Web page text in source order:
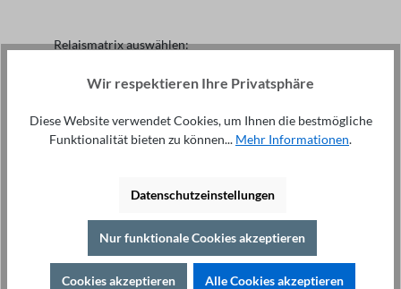
Relaismatrix auswählen:
8 Kanal-Matrix 16 Kanal-Matrix
Individuelle Anpassung
Auswahl zurücksetzen
Wir respektieren Ihre Privatsphäre
Diese Website verwendet Cookies, um Ihnen die bestmögliche
Funktionalität bieten zu können... Mehr Informationen.
Datenschutzeinstellungen
Nur funktionale Cookies akzeptieren
Cookies akzeptieren Alle Cookies akzeptieren